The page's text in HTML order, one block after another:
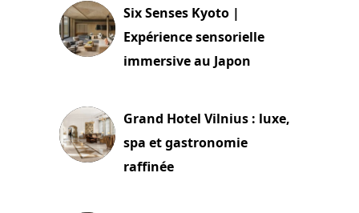
Six Senses Kyoto |
Expérience sensorielle
immersive au Japon
Grand Hotel Vilnius : luxe,
spa et gastronomie
raffinée